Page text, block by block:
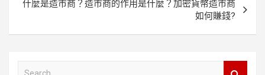
什麼是造市商？造市商的作用是什麼？加密貨幣造市商
如何賺錢?